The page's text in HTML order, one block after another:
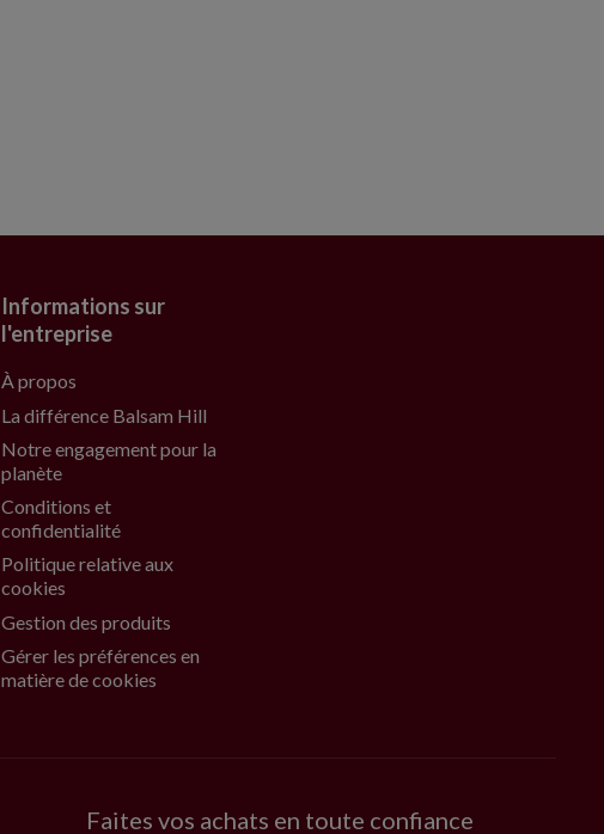
Informations sur
l'entreprise
À propos
La différence Balsam Hill
Notre engagement pour la
planète
Conditions et
confidentialité
Politique relative aux
cookies
Gestion des produits
Gérer les préférences en
matière de cookies
Faites vos achats en toute confiance